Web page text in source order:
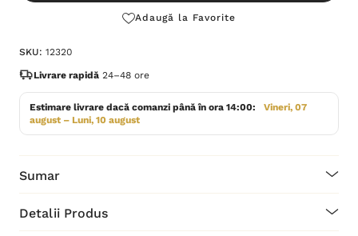
Adaugă la Favorite
SKU: 12320
Livrare rapidă 24–48 ore
Estimare livrare dacă comanzi până în ora 14:00:
Vineri, 07
august – Luni, 10 august
Sumar
Detalii Produs